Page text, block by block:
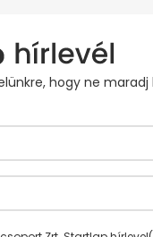
hogy ne